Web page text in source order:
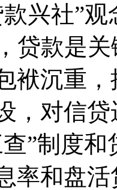
兴社”观
贷款是
袱沉重
，对信
”制度
率和盘